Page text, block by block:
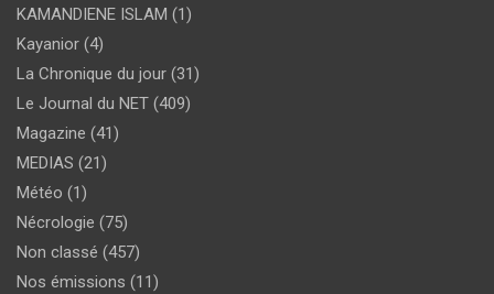
KAMANDIENE ISLAM (1)
Kayanior (4)
La Chronique du jour (31)
Le Journal du NET (409)
Magazine (41)
MEDIAS (21)
Météo (1)
Nécrologie (75)
Non classé (457)
Nos émissions (11)